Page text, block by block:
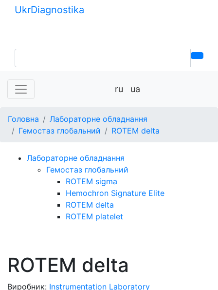
UkrDiagnostika
ru ua
Головна
Лабораторне обладнання
Гемостаз глобальний
ROTEM delta
Лабораторне обладнання
Гемостаз глобальний
ROTEM sigma
Hemochron Signature Elite
ROTEM delta
ROTEM platelet
ROTEM delta
Виробник: Instrumentation Laboratory